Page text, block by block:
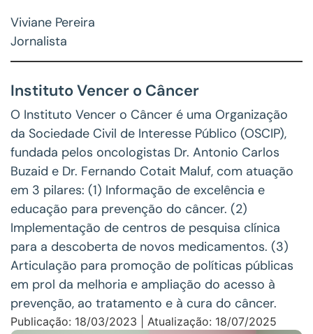
Viviane Pereira
Jornalista
Instituto Vencer o Câncer
O Instituto Vencer o Câncer é uma Organização
da Sociedade Civil de Interesse Público (OSCIP),
fundada pelos oncologistas Dr. Antonio Carlos
Buzaid e Dr. Fernando Cotait Maluf, com atuação
em 3 pilares: (1) Informação de excelência e
educação para prevenção do câncer. (2)
Implementação de centros de pesquisa clínica
para a descoberta de novos medicamentos. (3)
Articulação para promoção de políticas públicas
em prol da melhoria e ampliação do acesso à
prevenção, ao tratamento e à cura do câncer.
Publicação: 18/03/2023 | Atualização: 18/07/2025